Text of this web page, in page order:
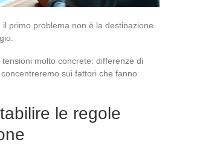
primo problema non è la destinazione.
molto concrete: differenze di
sui fattori che fanno
le regole